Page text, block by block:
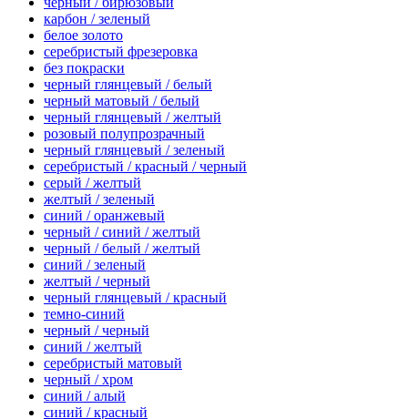
карбон / зеленый
белое золото
серебристый фрезеровка
без покраски
черный глянцевый / белый
черный матовый / белый
черный глянцевый / желтый
розовый полупрозрачный
черный глянцевый / зеленый
серебристый / красный / черный
серый / желтый
желтый / зеленый
синий / оранжевый
черный / синий / желтый
черный / белый / желтый
синий / зеленый
желтый / черный
черный глянцевый / красный
темно-синий
черный / черный
синий / желтый
серебристый матовый
черный / хром
синий / алый
синий / красный